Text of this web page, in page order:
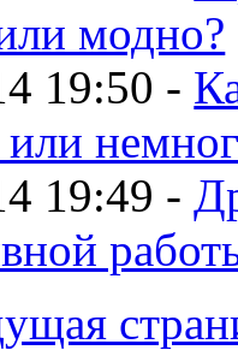
модно?
19:50 -
19:49 -